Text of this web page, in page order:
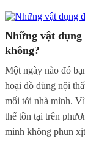
Những vật
không?
Một ngày nào đó
hoại đồ dùng nội
mối tới nhà mình.
thể tồn tại trên
mình không phun